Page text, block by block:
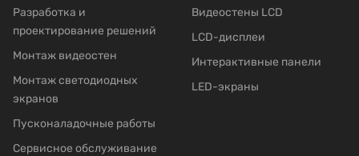
Разработка и
проектирование решений
Mонтаж видеостен
Moнтаж светодиодных
экранов
Пусконаладочные работы
Сервисное обслуживание
Видеостены LCD
LCD-дисплеи
Интерактивные панели
LED-экраны